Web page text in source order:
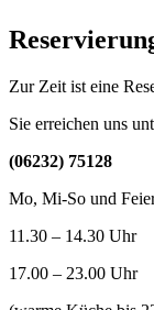
Zur Zeit ist eine
Sie erreichen uns
(06232) 75128
Mo, Mi-So und
11.30 – 14.30 Uhr
17.00 – 23.00 Uhr